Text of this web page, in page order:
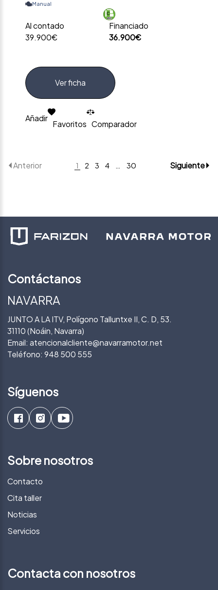
Manual
Al contado
39.900€
Financiado
36.900€
Ver ficha
Añadir
Favoritos Comparador
Anterior 1 2 3 4 30 Siguiente
Contáctanos
NAVARRA
JUNTO A LA ITV, Polígono Talluntxe II, C. D, 53.
31110 (Noáin, Navarra)
Email: atencionalcliente@navarramotor.net
Teléfono: 948 500 555
Síguenos
Sobre nosotros
Contacto
Cita taller
Noticias
Servicios
Contacta con nosotros